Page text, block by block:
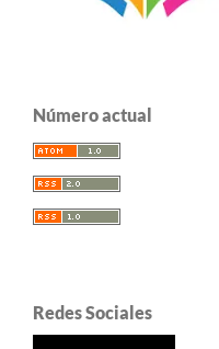
Número actual
Redes Sociales